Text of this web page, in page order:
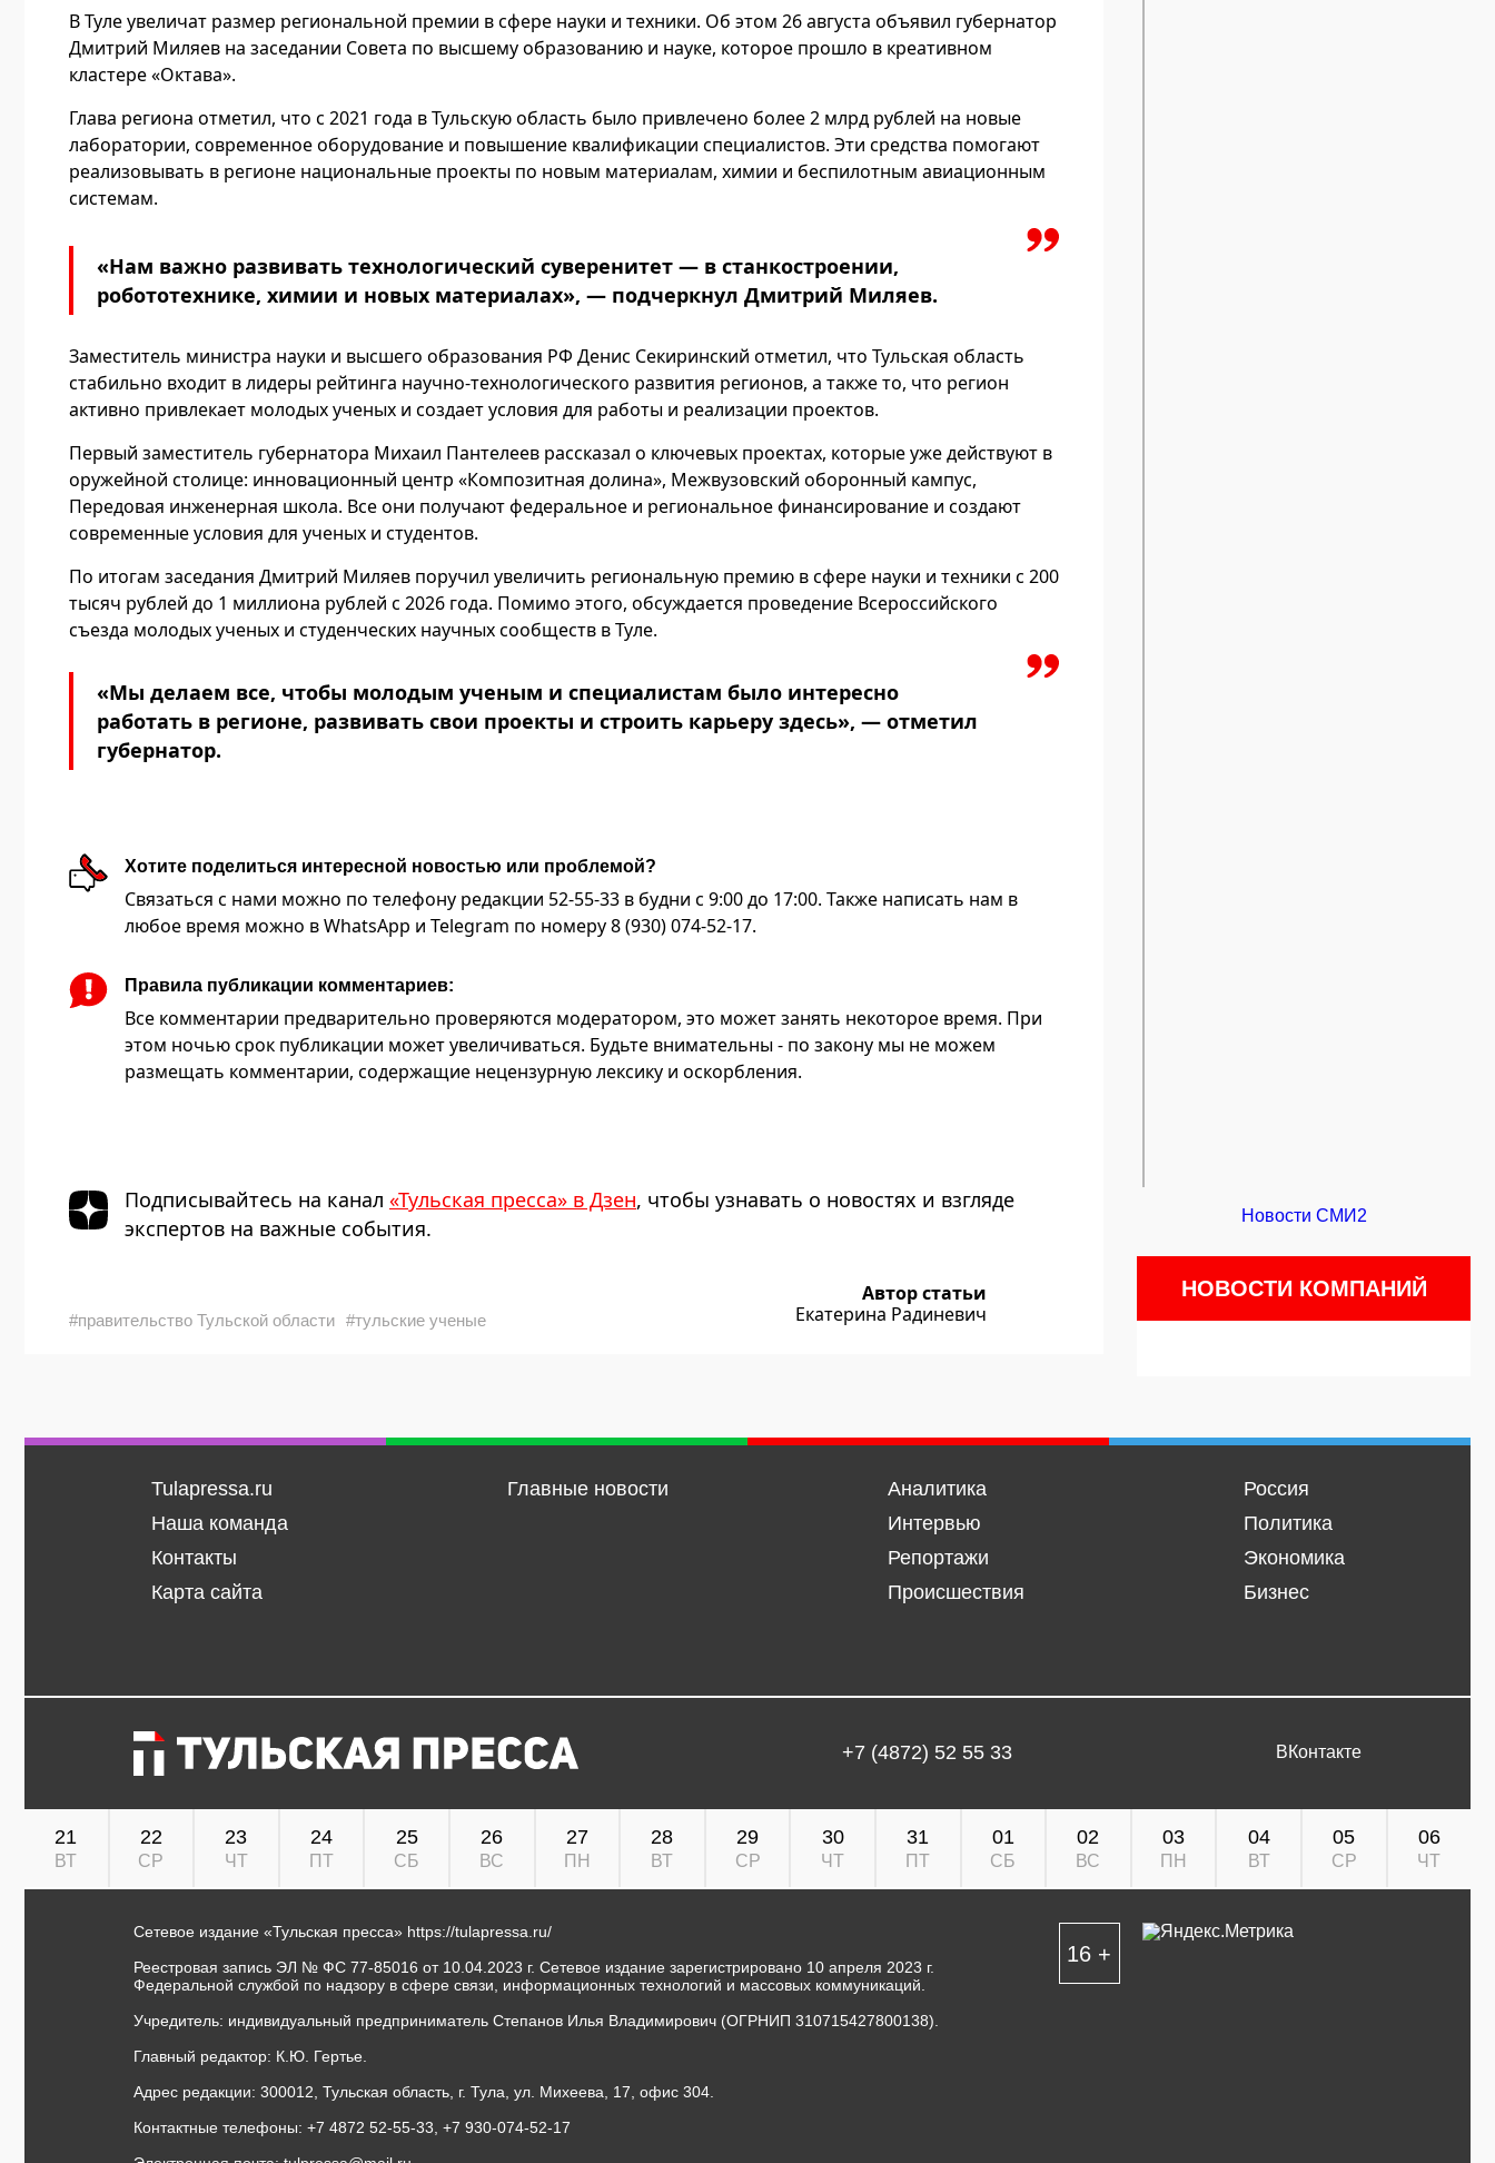
В Туле увеличат размер региональной премии в сфере науки и техники. Об этом 26 августа объявил губернатор
Дмитрий Миляев на заседании Совета по высшему образованию и науке, которое прошло в креативном
кластере «Октава».
Глава региона отметил, что с 2021 года в Тульскую область было привлечено более 2 млрд рублей на новые
лаборатории, современное оборудование и повышение квалификации специалистов. Эти средства помогают
реализовывать в регионе национальные проекты по новым материалам, химии и беспилотным авиационным
системам.
«Нам важно развивать технологический суверенитет — в станкостроении,
робототехнике, химии и новых материалах», — подчеркнул Дмитрий Миляев.
Заместитель министра науки и высшего образования РФ Денис Секиринский отметил, что Тульская область
стабильно входит в лидеры рейтинга научно-технологического развития регионов, а также то, что регион
активно привлекает молодых ученых и создает условия для работы и реализации проектов.
Первый заместитель губернатора Михаил Пантелеев рассказал о ключевых проектах, которые уже действуют в
оружейной столице: инновационный центр «Композитная долина», Межвузовский оборонный кампус,
Передовая инженерная школа. Все они получают федеральное и региональное финансирование и создают
современные условия для ученых и студентов.
По итогам заседания Дмитрий Миляев поручил увеличить региональную премию в сфере науки и техники с 200
тысяч рублей до 1 миллиона рублей с 2026 года. Помимо этого, обсуждается проведение Всероссийского
съезда молодых ученых и студенческих научных сообществ в Туле.
«Мы делаем все, чтобы молодым ученым и специалистам было интересно
работать в регионе, развивать свои проекты и строить карьеру здесь», — отметил
губернатор.
Хотите поделиться интересной новостью или проблемой?
Связаться с нами можно по телефону редакции 52-55-33 в будни с 9:00 до 17:00. Также написать нам в
любое время можно в WhatsApp и Telegram по номеру 8 (930) 074-52-17.
Правила публикации комментариев:
Все комментарии предварительно проверяются модератором, это может занять некоторое время. При
этом ночью срок публикации может увеличиваться. Будьте внимательны - по закону мы не можем
размещать комментарии, содержащие нецензурную лексику и оскорбления.
Подписывайтесь на канал «Тульская пресса» в Дзен, чтобы узнавать о новостях и взгляде
экспертов на важные события.
#правительство Тульской области #тульские ученые
Автор статьи
Екатерина Радиневич
Новости СМИ2
НОВОСТИ КОМПАНИЙ
Tulapressa.ru
Наша команда
Контакты
Карта сайта
Главные новости
Аналитика
Интервью
Репортажи
Происшествия
Россия
Политика
Экономика
Бизнес
+7 (4872) 52 55 33 ВКонтакте
21
ВТ
22
СР
23
ЧТ
24
ПТ
25
СБ
26
ВС
27
ПН
28
ВТ
29
СР
30
ЧТ
31
ПТ
01
СБ
02
ВС
03
ПН
04
ВТ
05
СР
06
ЧТ
Сетевое издание «Тульская пресса» https://tulapressa.ru/
Реестровая запись ЭЛ № ФС 77-85016 от 10.04.2023 г. Сетевое издание зарегистрировано 10 апреля 2023 г.
Федеральной службой по надзору в сфере связи, информационных технологий и массовых коммуникаций.
Учредитель: индивидуальный предприниматель Степанов Илья Владимирович (ОГРНИП 310715427800138).
Главный редактор: К.Ю. Гертье.
Адрес редакции: 300012, Тульская область, г. Тула, ул. Михеева, 17, офис 304.
Контактные телефоны: +7 4872 52-55-33, +7 930-074-52-17
16 +